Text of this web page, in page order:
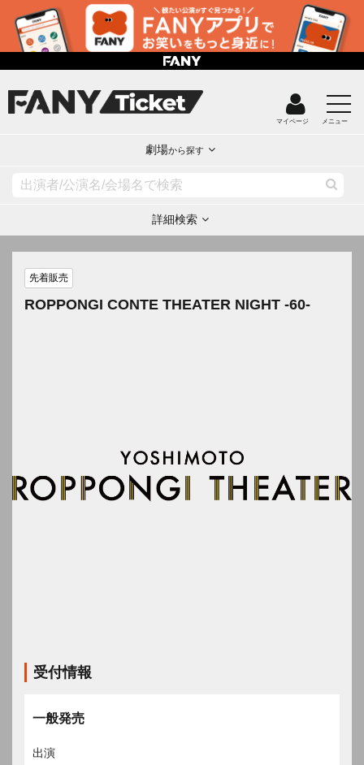
マイページ メニュー
劇場から探す
詳細検索
先着販売
ROPPONGI CONTE THEATER NIGHT -60-
受付情報
一般発売
出演